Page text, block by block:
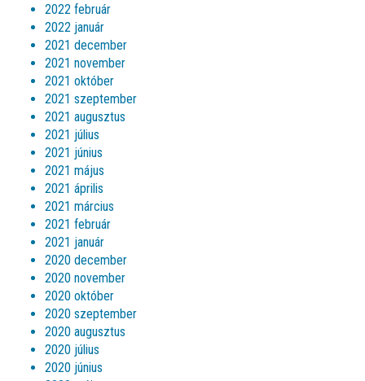
2022 február
2022 január
2021 december
2021 november
2021 október
2021 szeptember
2021 augusztus
2021 július
2021 június
2021 május
2021 április
2021 március
2021 február
2021 január
2020 december
2020 november
2020 október
2020 szeptember
2020 augusztus
2020 július
2020 június